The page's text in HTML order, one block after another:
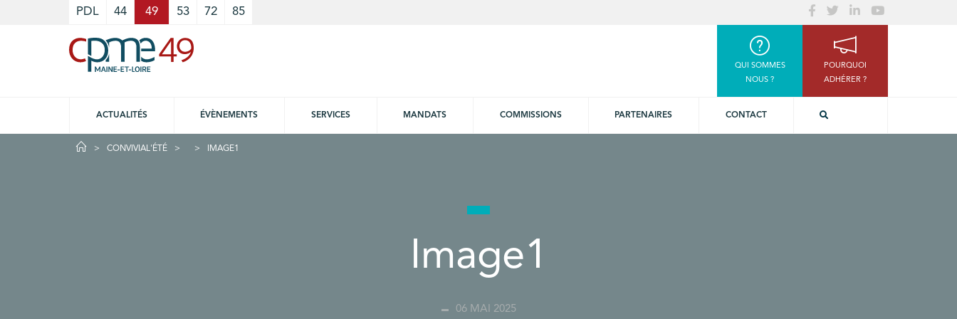
PDL 44 49 53 72 85
QUI SOMMES
NOUS ?
POURQUOI
ADHÉRER ?
ACTUALITÉS ÉVÈNEMENTS SERVICES MANDATS COMMISSIONS PARTENAIRES CONTACT
CONVIVIAL'ÉTÉ IMAGE1
Image1
06 MAI 2025
Cookies management panel